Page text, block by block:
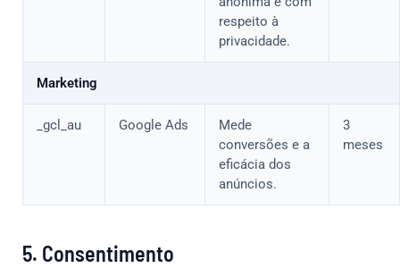
respeito à
privacidade.
Marketing
_gcl_au Google Ads
Mede
conversões e a
eficácia dos
anúncios.
3
meses
5. Consentimento